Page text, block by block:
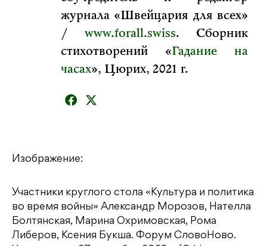
журнала «Швейцария для всех»
/ www.forall.swiss. Сборник
стихотворений «Гадание на
часах», Цюрих, 2021 г.
Изображение:
Участники круглого стола «Культура и политика
во время войны» Александр Морозов, Нателла
Болтянская, Марина Охримовская, Рома
Либеров, Ксения Букша. Форум СловоНово.